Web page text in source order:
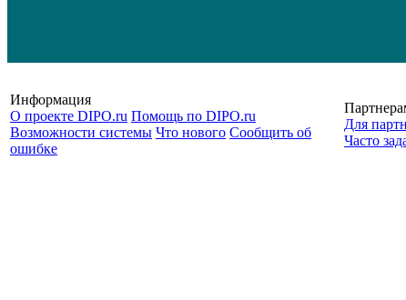
Информация
О проекте DIPO.ru Помощь по DIPO.ru
Возможности системы Что нового Сообщить об
ошибке
Для
Часто